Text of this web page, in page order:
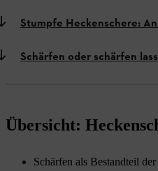
Stumpfe Heckenschere:
Schärfen oder schärfen
Übersicht:
Schärfen als Bestandteil